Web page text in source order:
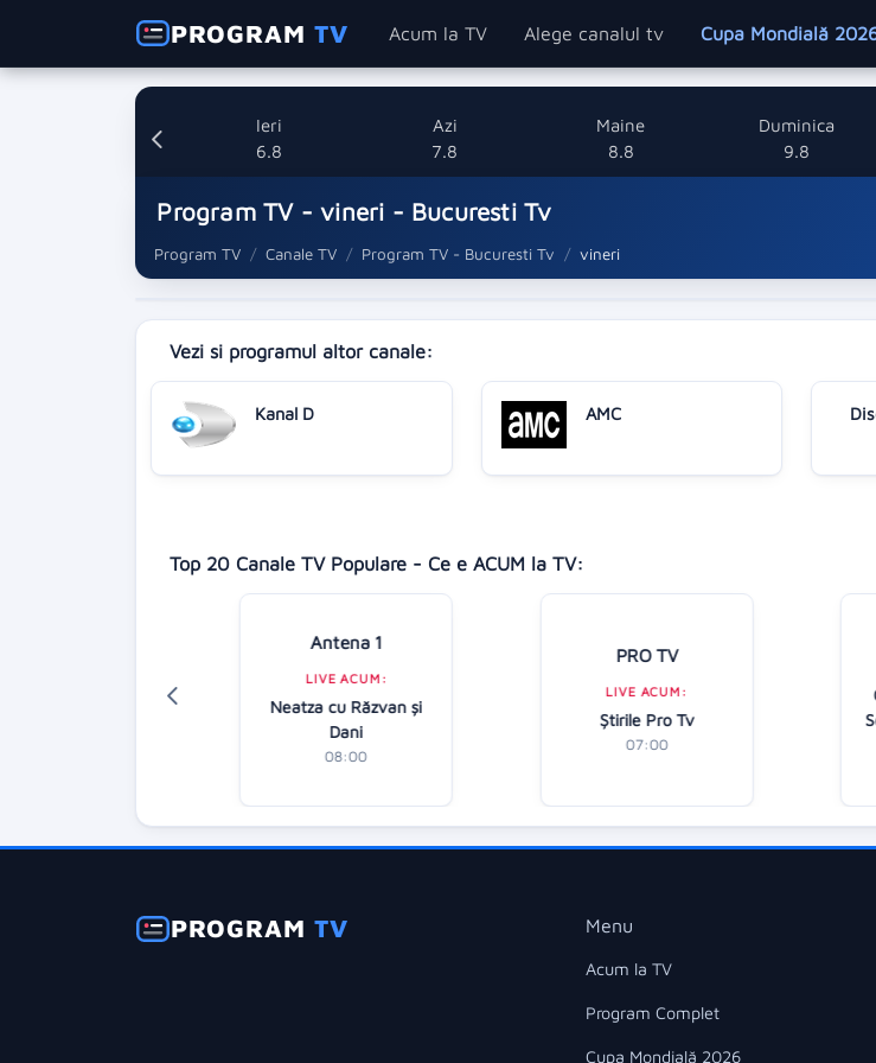
PROGRAMTV Acum la TV Alege canalul tv Cupa Mondială
Ieri
6.8
Azi
7.8
Maine
8.8
Duminica
9.8
Program TV - vineri - Bucuresti Tv
Program TV Canale TV Program TV - Bucuresti Tv vineri
Vezi si programul altor canale:
Kanal D AMC
Top 20 Canale TV Populare - Ce e ACUM la TV:
Antena 1
LIVE ACUM:
Neatza cu Răzvan şi
Dani
08:00
PRO TV
LIVE ACUM:
Ştirile Pro Tv
07:00
PROGRAMTV Menu
Acum la TV
Program Complet
Cupa Mondială 2026